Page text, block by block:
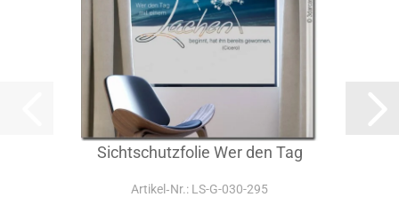
Sichtschutzfolie Wer den Tag
Artikel‑Nr.: LS-G-030-295